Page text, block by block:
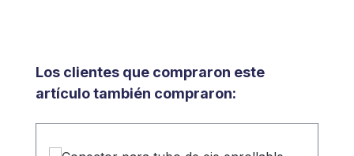
Omitir la galería de productos
Los clientes que compraron este
artículo también compraron: